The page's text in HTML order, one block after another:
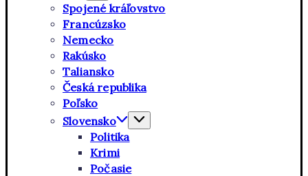
Spojené kráľovstvo
Francúzsko
Nemecko
Rakúsko
Taliansko
Česká republika
Poľsko
Slovensko
Politika
Krimi
Počasie